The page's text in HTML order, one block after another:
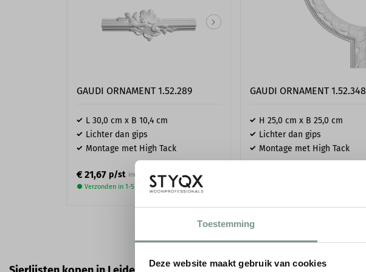
Toestemming
Deze website maakt gebruik van cookies
GAUDI ORNAMENT 1.52.289
L 30,0 cm x B 10,4 cm
Lichter dan gips
Montage met High Tack
€ 21,67 p/st incl. BTW
● Verzonden in 1-5 werkdagen
GAUDI ORNAMENT 1.52.348
H 25,0 cm x B 25,0 cm
Lichter dan gips
Montage met High Tack